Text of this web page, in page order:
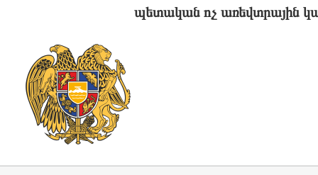
պետական ոչ առեվտրային